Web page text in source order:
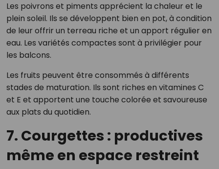
Les poivrons et piments apprécient la chaleur et le
plein soleil. Ils se développent bien en pot, à condition
de leur offrir un terreau riche et un apport régulier en
eau. Les variétés compactes sont à privilégier pour
les balcons.
Les fruits peuvent être consommés à différents
stades de maturation. Ils sont riches en vitamines C
et E et apportent une touche colorée et savoureuse
aux plats du quotidien.
7. Courgettes : productives
même en espace restreint